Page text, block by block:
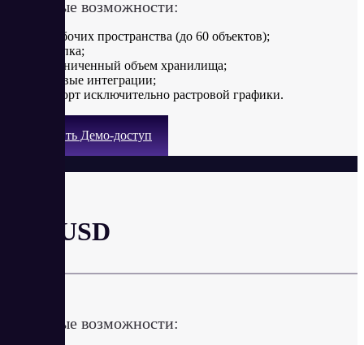
Ключевые возможности:
3 рабочих пространства (до 60 объектов);
1 папка;
ограниченный объем хранилища;
базовые интеграции;
импорт исключительно растровой графики.
Получить Демо-доступ
от 5 USD
Ключевые возможности: